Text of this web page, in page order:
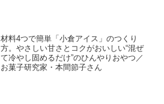
材料4つで簡単「小倉アイス」のつくり
方。やさしい甘さとコクがおいしい“混ぜ
て冷やし固めるだけ”のひんやりおやつ／
お菓子研究家・本間節子さん